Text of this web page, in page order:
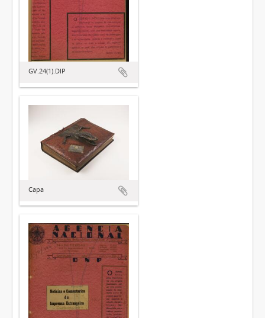
GV.24(1).DIP
Capa